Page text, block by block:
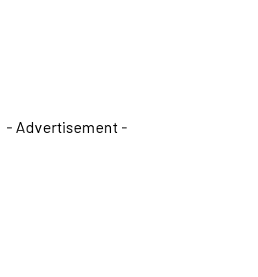
- Advertisement -